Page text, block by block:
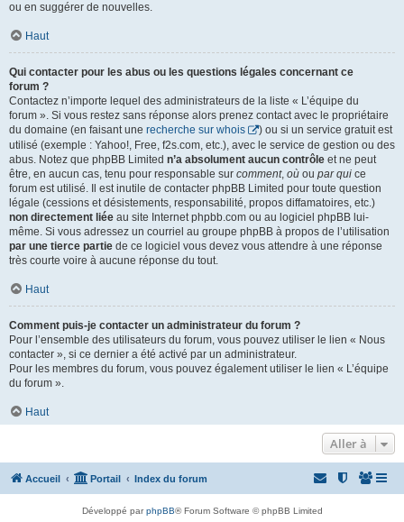
ou en suggérer de nouvelles.
Haut
Qui contacter pour les abus ou les questions légales concernant ce
forum ?
Contactez n’importe lequel des administrateurs de la liste « L’équipe du
forum ». Si vous restez sans réponse alors prenez contact avec le propriétaire
du domaine (en faisant une recherche sur whois
) ou si un service gratuit est
utilisé (exemple : Yahoo!, Free, f2s.com, etc.), avec le service de gestion ou des
abus. Notez que phpBB Limited n’a absolument aucun contrôle et ne peut
être, en aucun cas, tenu pour responsable sur comment, où ou par qui ce
forum est utilisé. Il est inutile de contacter phpBB Limited pour toute question
légale (cessions et désistements, responsabilité, propos diffamatoires, etc.)
non directement liée au site Internet phpbb.com ou au logiciel phpBB lui-
même. Si vous adressez un courriel au groupe phpBB à propos de l’utilisation
par une tierce partie de ce logiciel vous devez vous attendre à une réponse
très courte voire à aucune réponse du tout.
Haut
Comment puis-je contacter un administrateur du forum ?
Pour l’ensemble des utilisateurs du forum, vous pouvez utiliser le lien « Nous
contacter », si ce dernier a été activé par un administrateur.
Pour les membres du forum, vous pouvez également utiliser le lien « L’équipe
du forum ».
Haut
Aller à
Accueil Portail Index du forum
Développé parphpBB® Forum Software © phpBB Limited